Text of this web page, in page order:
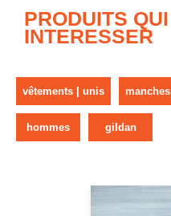
PRODUITS
INTERESSER
vêtements | unis
hommes gildan